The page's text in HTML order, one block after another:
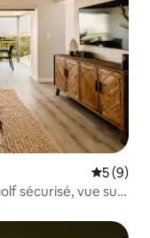
5 (9)
sécurisé, vue sur